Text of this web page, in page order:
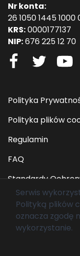
Nr konta:
26 1050 1445
KRS:0000177137
NIP:676 225 12 70
Polityka
Polityka plików
Regulamin
FAQ
Standardy
© 2026 Fundacja
zastrzeżone.
Serwis
Polityką plików
oznacza zgodę
wykorzystanie.